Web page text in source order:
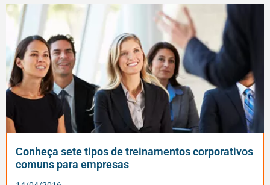
Conheça sete tipos de treinamentos corporativos
comuns para empresas